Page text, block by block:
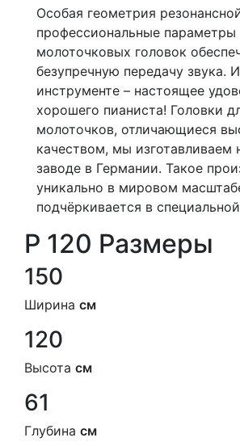
Особая геометрия
профессиональные параметры
молоточковых головок
безупречную передачу звука.
инструменте – настоящее
хорошего пианиста! Головки
молоточков, отличающиеся
качеством, мы изготавливаем
заводе в Германии. Такое
уникально в мировом
подчёркивается в
P 120 Размеры
150
Ширина см
120
Высота см
61
Глубина см